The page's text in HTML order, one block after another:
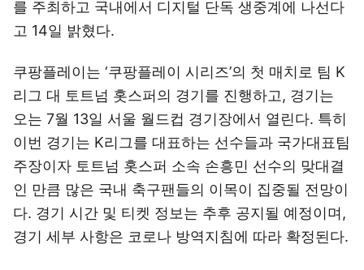
를 주최하고 국내에서 디지털 단독 생중계에 나선다
고 14일 밝혔다.
쿠팡플레이는 ‘쿠팡플레이 시리즈’의 첫 매치로 팀 K
리그 대 토트넘 홋스퍼의 경기를 진행하고, 경기는
오는 7월 13일 서울 월드컵 경기장에서 열린다. 특히
이번 경기는 K리그를 대표하는 선수들과 국가대표팀
주장이자 토트넘 홋스퍼 소속 손흥민 선수의 맞대결
인 만큼 많은 국내 축구팬들의 이목이 집중될 전망이
다. 경기 시간 및 티켓 정보는 추후 공지될 예정이며,
경기 세부 사항은 코로나 방역지침에 따라 확정된다.